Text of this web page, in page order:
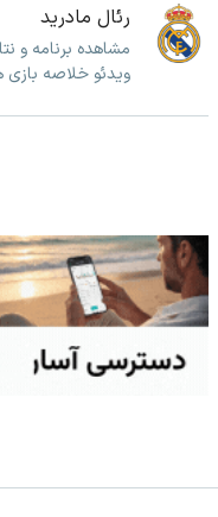
رئال مادرید
مشاهده برنامه و
ویدئو خلاصه بازی